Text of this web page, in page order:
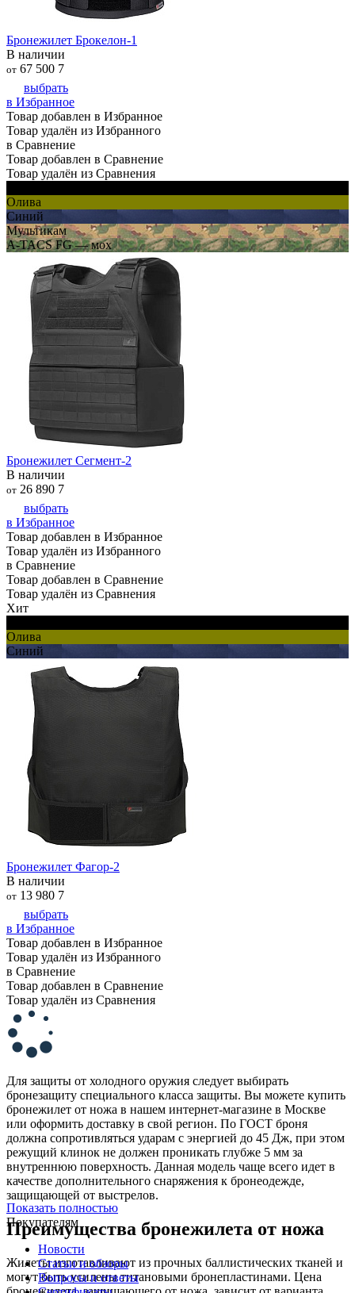
Бронежилет Брокелон-1
В наличии
от 67 500 7
выбрать
в Избранное
Товар добавлен в Избранное
Товар удалён из Избранного
в Сравнение
Товар добавлен в Сравнение
Товар удалён из Сравнения
Олива
Синий
Мультикам
A-TACS FG — мох
Бронежилет Сегмент-2
В наличии
от 26 890 7
выбрать
в Избранное
Товар добавлен в Избранное
Товар удалён из Избранного
в Сравнение
Товар добавлен в Сравнение
Товар удалён из Сравнения
Хит
Олива
Синий
Бронежилет Фагор-2
В наличии
от 13 980 7
выбрать
в Избранное
Товар добавлен в Избранное
Товар удалён из Избранного
в Сравнение
Товар добавлен в Сравнение
Товар удалён из Сравнения
Для защиты от холодного оружия следует выбирать
бронезащиту специального класса защиты. Вы можете купить
бронежилет от ножа в нашем интернет-магазине в Москве
или оформить доставку в свой регион. По ГОСТ броня
должна сопротивляться ударам с энергией до 45 Дж, при этом
режущий клинок не должен проникать глубже 5 мм за
внутреннюю поверхность. Данная модель чаще всего идет в
качестве дополнительного снаряжения к бронеодежде,
защищающей от выстрелов.
Преимущества бронежилета от ножа
Жилеты изготавливают из прочных баллистических тканей и
могут быть усилены титановыми бронепластинами. Цена
Показать полностью
Покупателям
Новости
Статьи и обзоры
Вопросы и ответы